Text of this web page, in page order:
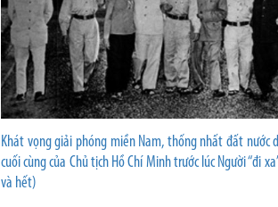
Khát vọng giải phóng miền Nam, thống nhất đất nước
cuối cùng của Chủ tịch Hồ Chí Minh trước lúc Người “đi
và hết)